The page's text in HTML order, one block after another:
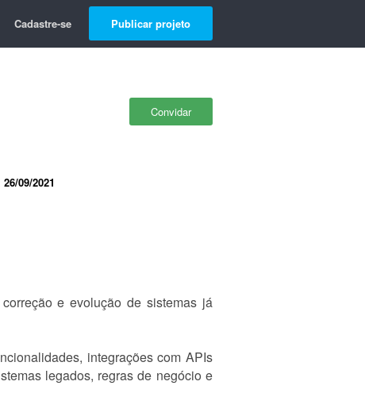
Cadastre-se Publicar projeto
Convidar
26/09/2021
e evolução de sistemas já
integrações com APIs
legados, regras de negócio e